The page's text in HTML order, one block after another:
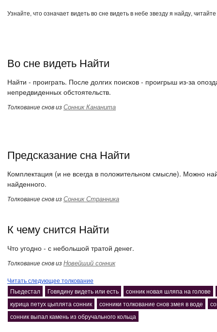
Узнайте, что означает видеть во сне видеть в небе звезду я найду,
Во сне видеть Найти
Найти - проиграть. После долгих поисков - проигрыш из-за
непредвиденных обстоятельств.
Толкование снов изСонник Кананита
Предсказание сна Найти
Комплектация (и не всегда в положительном смысле). Можно
найденного.
Толкование снов изСонник Странника
К чему снится Найти
Что угодно - с небольшой тратой денег.
Толкование снов изНовейший сонник
Читать следующее толкование
Пьедестал
Говядину видеть или есть
сонник новая шляпа на голове
курица петух цыплята сонник
сонники толкование снов змея в воде
сонник выпал камень из обручального кольца